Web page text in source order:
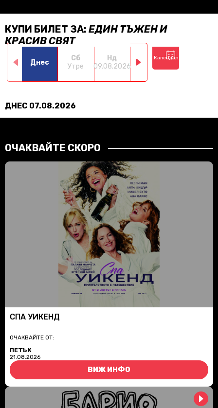
КУПИ БИЛЕТ ЗА: ЕДИН ТЪЖЕН И
КРАСИВ СВЯТ
Днес
Сб
Утре
Нд
09.08.202610.08.2026
11.08.2026
Календар
ДНЕС 07.08.2026
ОЧАКВАЙТЕ СКОРО
СПА УИКЕНД
ОЧАКВАЙТЕ ОТ:
ПЕТЪК
21.08.2026
ВИЖ ИНФО